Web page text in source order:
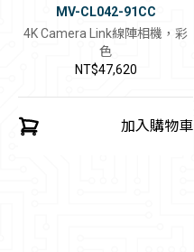
MV-CL042-91CC
4K Camera Link線陣相機，彩
色
NT$47,620
加入購物車